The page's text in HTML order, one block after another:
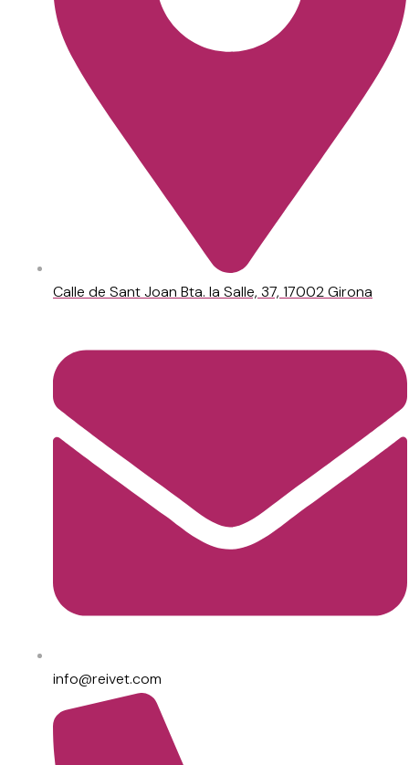
Calle de Sant Joan Bta. la Salle, 37, 17002 Girona
info@reivet.com